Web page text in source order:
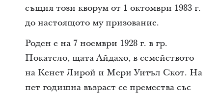
същия този кворум от 1 октомври 1983 г.
до настоящото му призование.
Роден е на 7 ноември 1928 г. в гр.
Покатело, щата Айдахо, в семейството
на Кенет Лирой и Мери Уитъл Скот. На
пет годишна възраст се премества със